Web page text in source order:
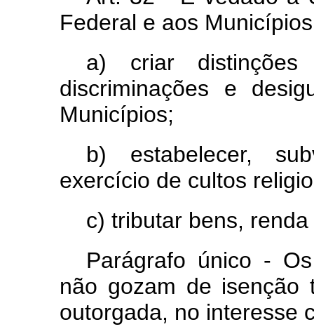
Federal e aos
a) criar
discriminações e
Municípios;
b) estabelecer,
exercício de cultos
c) tributar bens,
Parágrafo único -
não gozam de
outorgada, no interesse